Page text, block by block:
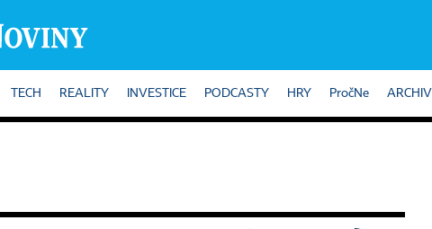
TECH REALITY INVESTICE PODCASTY HRY PročNe ARCHIV